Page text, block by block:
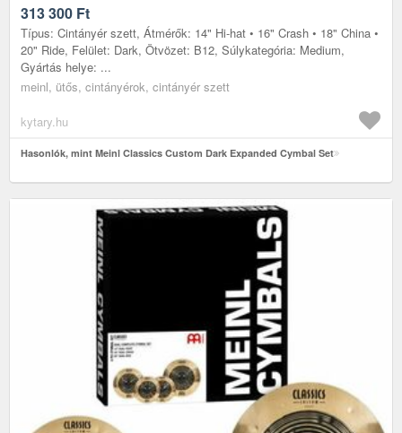
313 300 Ft
Típus: Cintányér szett, Átmérők: 14" Hi-hat • 16" Crash • 18" China •
20" Ride, Felület: Dark, Ötvözet: B12, Súlykategória: Medium,
Gyártás helye: ...
meinl, ütős, cintányérok, cintányér szett
kytary.hu
Hasonlók, mint Meinl Classics Custom Dark Expanded Cymbal Set